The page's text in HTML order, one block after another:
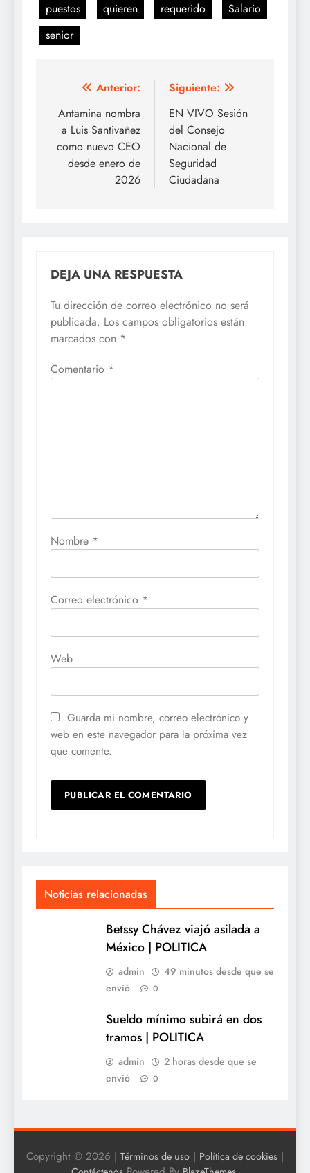
puestos
quieren requerido
Salario
senior
Navegación
de
entradas
Anterior:
Antamina nombra
a Luis Santivañez
como nuevo CEO
desde enero de
2026
Siguiente:
EN VIVO Sesión
del Consejo
Nacional de
Seguridad
Ciudadana
DEJA UNA RESPUESTA
Tu dirección de correo electrónico no será
publicada. Los campos obligatorios están
marcados con *
Comentario *
Nombre *
Correo electrónico *
Web
Guarda mi nombre, correo electrónico y
web en este navegador para la próxima vez
que comente.
Noticias relacionadas
Betssy Chávez viajó asilada a
México | POLITICA
admin
49 minutos desde que se
envió
0
Sueldo mínimo subirá en dos
tramos | POLITICA
admin
2 horas desde que se
envió
0
Copyright © 2026 | Términos de uso | Política de cookies |